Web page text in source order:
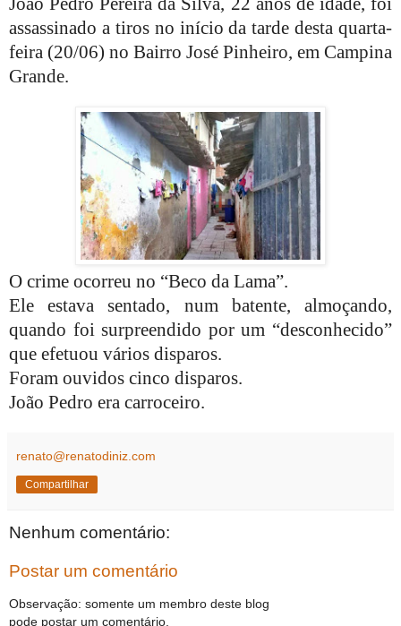
assassinado a tiros no início da tarde desta quarta-
feira (20/06) no Bairro José Pinheiro, em Campina
Grande.
O crime ocorreu no “Beco da Lama”.
Ele estava sentado, num batente, almoçando,
quando foi surpreendido por um “desconhecido”
que efetuou vários disparos.
Foram ouvidos cinco disparos.
João Pedro era carroceiro.
renato@renatodiniz.com
Compartilhar
Nenhum comentário:
Postar um comentário
Observação: somente um membro deste blog
pode postar um comentário.